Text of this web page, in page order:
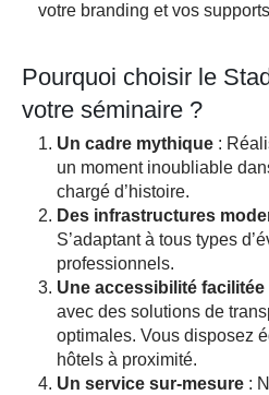
votre branding et vos
Pourquoi choisir le
votre séminaire ?
Un cadre mythique :
un moment inoubliable
chargé d’histoire.
Des infrastructures
S’adaptant à tous types
professionnels.
Une accessibilité facilitée
avec des solutions de
optimales. Vous disposez
hôtels à proximité.
Un service sur-mesure :